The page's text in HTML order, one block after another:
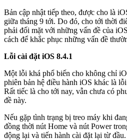
Bản cập nhật tiếp theo, được cho là
giữa tháng 9 tới. Do đó, cho tới thời
phải đối mặt với những vấn đề của
cách để khắc phục những vấn đề
Lỗi cài đặt iOS 8.4.1
Một lỗi khá phổ biến cho không chỉ
phiên bản hệ điều hành iOS khác là
Rất tiếc là cho tới nay, vẫn chưa có
đề này.
Nếu gặp tình trạng bị treo máy khi
đồng thời nút Home và nút Power
động lại và tiến hành cài đặt lại từ đầu.